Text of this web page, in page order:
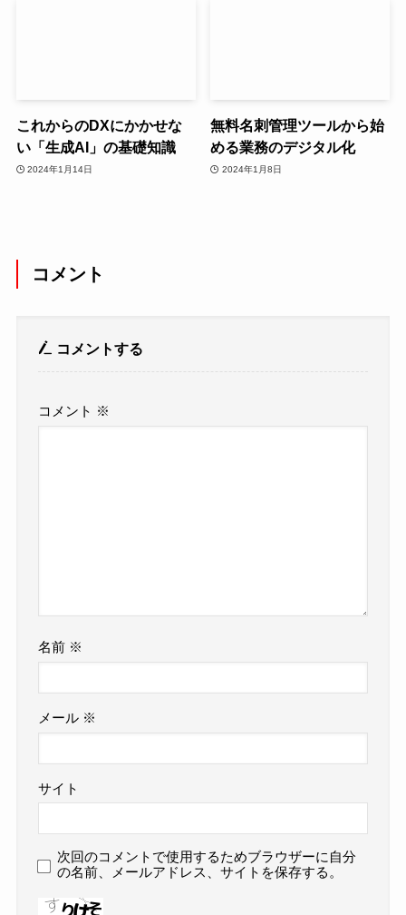
これからのDXにかかせな
い「生成AI」の基礎知識
2024年1月14日
無料名刺管理ツールから始
める業務のデジタル化
2024年1月8日
コメント
コメントする
コメント ※
名前 ※
メール ※
サイト
次回のコメントで使用するためブラウザーに自分
の名前、メールアドレス、サイトを保存する。